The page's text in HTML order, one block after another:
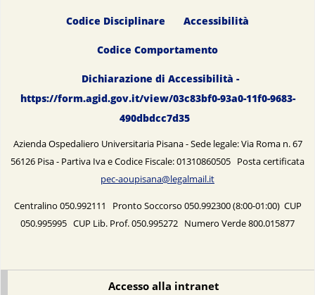
Codice Disciplinare Accessibilità
Codice Comportamento
Dichiarazione di Accessibilità -
https://form.agid.gov.it/view/03c83bf0-93a0-11f0-9683-
490dbdcc7d35
Azienda Ospedaliero Universitaria Pisana - Sede legale: Via Roma n. 67
56126 Pisa - Partiva Iva e Codice Fiscale: 01310860505 Posta certificata
pec-aoupisana@legalmail.it
Centralino 050.992111 Pronto Soccorso 050.992300 (8:00-01:00) CUP
050.995995 CUP Lib. Prof. 050.995272 Numero Verde 800.015877
Accesso alla intranet